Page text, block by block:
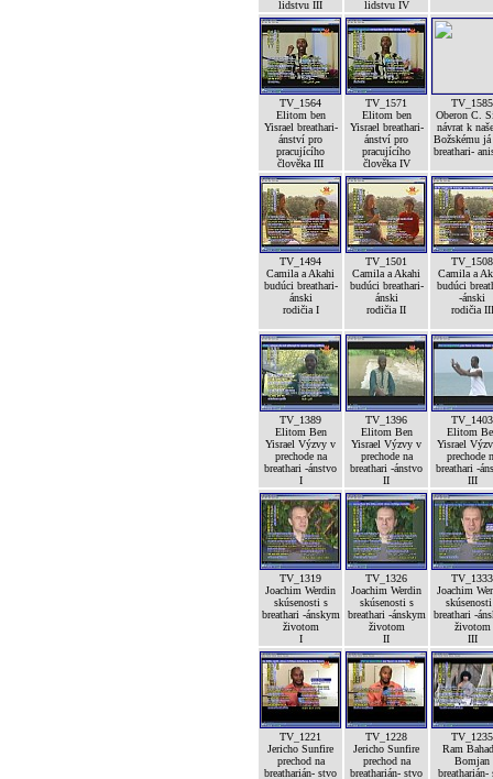
lidstvu III
lidstvu IV
TV_1564
Elitom ben
Yisrael breathari-
ánství pro
pracujícího
člověka III
TV_1571
Elitom ben
Yisrael breathari-
ánství pro
pracujícího
člověka IV
TV_1585
Oberon C.
návrat k
Božskému já
breathari-
TV_1494
Camila a Akahi
budúci breathari-
ánski
rodičia I
TV_1501
Camila a Akahi
budúci breathari-
ánski
rodičia II
TV_1508
Camila a
budúci
-ánski
rodičia III
TV_1389
Elitom Ben
Yisrael Výzvy v
prechode na
breathari -ánstvo
I
TV_1396
Elitom Ben
Yisrael Výzvy v
prechode na
breathari -ánstvo
II
TV_1403
Elitom
Yisrael
prechode
breathari -
III
TV_1319
Joachim Werdin
skúsenosti s
breathari -ánskym
životom
I
TV_1326
Joachim Werdin
skúsenosti s
breathari -ánskym
životom
II
TV_1333
Joachim
breathari -
životom
III
TV_1221
Jericho Sunfire
prechod na
breatharián- stvo
TV_1228
Jericho Sunfire
prechod na
breatharián- stvo
TV_1235
Ram
Bomjan
breatharián-